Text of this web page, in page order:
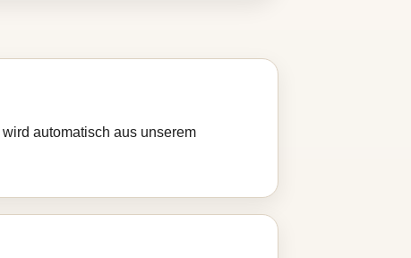
automatisch aus unserem